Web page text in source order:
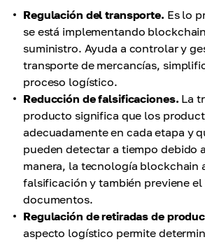
Regulación del transporte. Es lo
se está implementando
suministro. Ayuda a controlar y
transporte de mercancías,
proceso logístico.
Reducción de falsificaciones. La
producto significa que los
adecuadamente en cada etapa y
pueden detectar a tiempo debido
manera, la tecnología blockchain
falsificación y también previene el
documentos.
Regulación de retiradas de
aspecto logístico permite